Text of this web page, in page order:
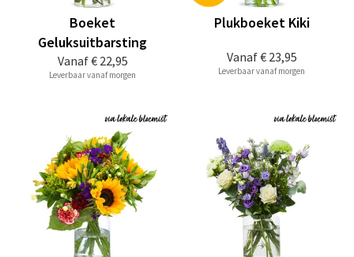
Vanaf€ 22,95
Boeket
Geluksuitbarsting
Leverbaar vanaf morgen
Vanaf€ 23,95
Plukboeket Kiki
Leverbaar vanaf morgen